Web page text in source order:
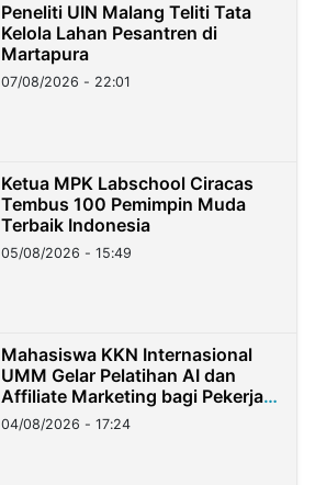
Peneliti UIN Malang Teliti Tata
Kelola Lahan Pesantren di
Martapura
07/08/2026 - 22:01
Ketua MPK Labschool Ciracas
Tembus 100 Pemimpin Muda
Terbaik Indonesia
05/08/2026 - 15:49
Mahasiswa KKN Internasional
UMM Gelar Pelatihan AI dan
Affiliate Marketing bagi Pekerja
Migran Indonesia di Taiwan
04/08/2026 - 17:24